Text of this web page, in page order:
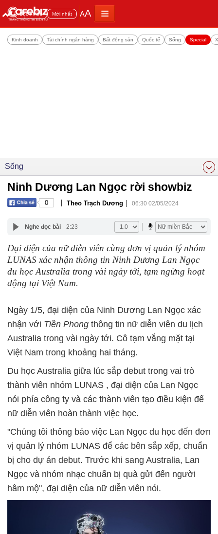
Đọc nhiều Mới nhất AA
Kinh doanh Tài chính ngân hàng Bất động sản Quốc tế Sống Special
Sống
Ninh Dương Lan Ngọc rời showbiz
0 | Theo Trạch Dương | 06:30 02/05/2024
Nghe đọc bài 2:23
Đại diện của nữ diễn viên cùng đơn vị quản lý nhóm
LUNAS xác nhận thông tin Ninh Dương Lan Ngọc
du học Australia trong vài ngày tới, tạm ngừng hoạt
động tại Việt Nam.
Ngày 1/5, đại diện của Ninh Dương Lan Ngọc xác
nhận với Tiền Phong thông tin nữ diễn viên du lịch
Australia trong vài ngày tới. Cô tạm vắng mặt tại
Việt Nam trong khoảng hai tháng.
Du học Australia giữa lúc sắp debut trong vai trò
thành viên nhóm LUNAS , đại diện của Lan Ngọc
nói phía công ty và các thành viên tạo điều kiện để
nữ diễn viên hoàn thành việc học.
"Chúng tôi thông báo việc Lan Ngọc du học đến đơn
vị quản lý nhóm LUNAS để các bên sắp xếp, chuẩn
bị cho dự án debut. Trước khi sang Australia, Lan
Ngọc và nhóm nhạc chuẩn bị quà gửi đến người
hâm mộ", đại diện của nữ diễn viên nói.